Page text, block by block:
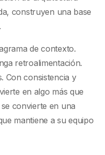
construyen una base
de contexto.
retroalimentación.
Con consistencia y
en algo más que
convierte en una
mantiene a su equipo